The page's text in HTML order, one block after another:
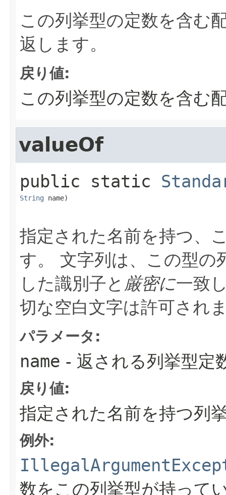
この列挙型の定数を含む
返します。
戻り値:
この列挙型の定数を含む
valueOf
public static
String name)
指定された名前を持つ、
す。
文字列は、この型の
した識別子と 厳密に一致
切な空白文字は許可され
パラメータ:
name - 返される列挙型定
戻り値:
指定された名前を持つ列
例外:
数をこの列挙型が持って